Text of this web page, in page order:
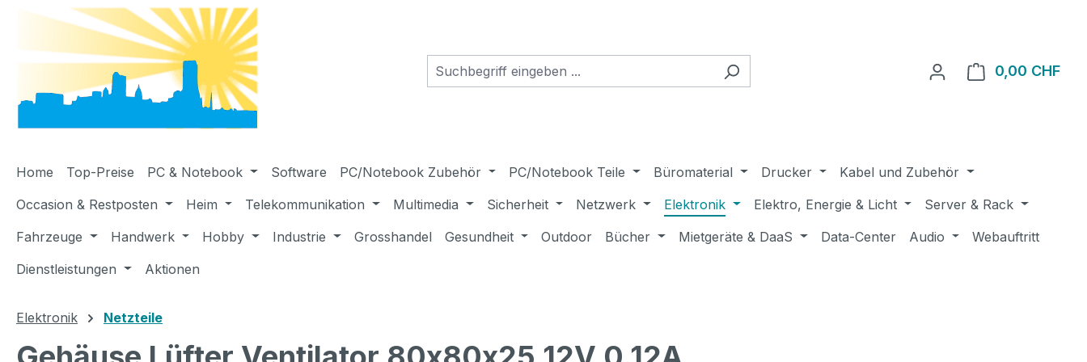
Hauptinhalt springen
Zur Suche springen
Zur Hauptnavigation springen
0,00 CHF
Home Top-Preise PC & Notebook Software PC/Notebook Zubehör PC/Notebook Teile Büromaterial Drucker
Kabel und Zubehör
Occasion & Restposten
Heim Telekommunikation Multimedia Sicherheit Netzwerk Elektronik Elektro, Energie & Licht
Server & Rack
Fahrzeuge
Handwerk Hobby Industrie Grosshandel Gesundheit Outdoor Bücher Mietgeräte & DaaS Data-Center Audio
Webauftritt
Dienstleistungen
Aktionen
Elektronik Netzteile